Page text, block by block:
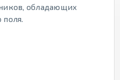
обладающих